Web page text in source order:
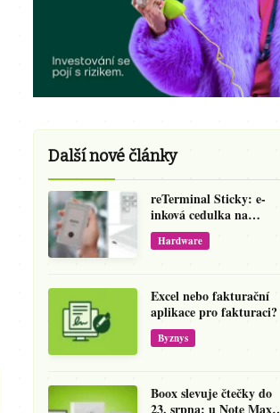
Další nové články
reTerminal Sticky: e-
inková cedulka na
ledničku, která přepíše
váš hlas na vzkaz
Hardware
Excel nebo fakturační
aplikace pro fakturaci?
Byznys
Boox slevuje čtečky do
23. srpna: u Note Maxu